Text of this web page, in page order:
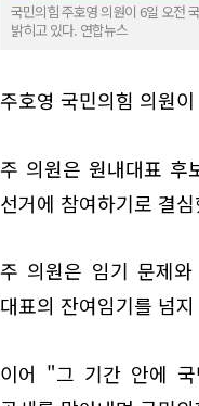
국민의힘 주호영 의원이 6일 오전
밝히고 있다. 연합뉴스
주호영 국민의힘 의원
주 의원은 원내대표 후
선거에 참여하기로 결
주 의원은 임기 문제
대표의 잔여임기를 넘
이어 "그 기간 안에